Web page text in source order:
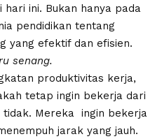
ini. Bukan hanya pada
pendidikan tentang
yang efektif dan efisien.
senang.
produktivitas kerja,
tetap ingin bekerja dari
tidak. Mereka ingin bekerja
jarak yang jauh.